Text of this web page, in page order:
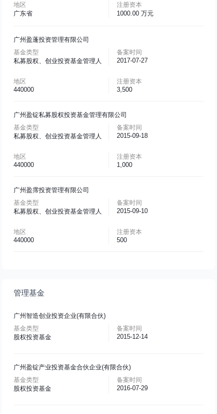
地区
广东省
注册资本
1000.00 万元
广州盈蓬投资管理有限公司
基金类型
私募股权、创业投资基金管理人
备案时间
2017-07-27
地区
440000
注册资本
3,500
广州盈锭私募股权投资基金管理有限公司
基金类型
私募股权、创业投资基金管理人
备案时间
2015-09-18
地区
440000
注册资本
1,000
广州盈霈投资管理有限公司
基金类型
私募股权、创业投资基金管理人
备案时间
2015-09-10
地区
440000
注册资本
500
管理基金
广州智造创业投资企业(有限合伙)
基金类型
股权投资基金
备案时间
2015-12-14
广州盈锭产业投资基金合伙企业(有限合伙)
基金类型
股权投资基金
备案时间
2016-07-29